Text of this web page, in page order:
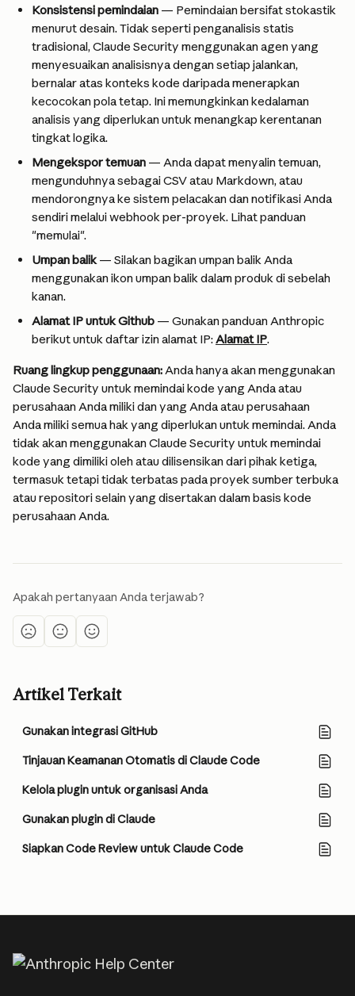
Konsistensi pemindaian — Pemindaian bersifat stokastik
menurut desain. Tidak seperti penganalisis statis
tradisional, Claude Security menggunakan agen yang
menyesuaikan analisisnya dengan setiap jalankan,
bernalar atas konteks kode daripada menerapkan
kecocokan pola tetap. Ini memungkinkan kedalaman
analisis yang diperlukan untuk menangkap kerentanan
tingkat logika.
Mengekspor temuan — Anda dapat menyalin temuan,
mengunduhnya sebagai CSV atau Markdown, atau
mendorongnya ke sistem pelacakan dan notifikasi Anda
sendiri melalui webhook per-proyek. Lihat panduan
"memulai".
Umpan balik — Silakan bagikan umpan balik Anda
menggunakan ikon umpan balik dalam produk di sebelah
kanan.
Alamat IP untuk Github — Gunakan panduan Anthropic
berikut untuk daftar izin alamat IP: Alamat IP.
Ruang lingkup penggunaan: Anda hanya akan menggunakan
Claude Security untuk memindai kode yang Anda atau
perusahaan Anda miliki dan yang Anda atau perusahaan
Anda miliki semua hak yang diperlukan untuk memindai. Anda
tidak akan menggunakan Claude Security untuk memindai
kode yang dimiliki oleh atau dilisensikan dari pihak ketiga,
termasuk tetapi tidak terbatas pada proyek sumber terbuka
atau repositori selain yang disertakan dalam basis kode
perusahaan Anda.
Apakah pertanyaan Anda terjawab?
Artikel Terkait
Gunakan integrasi GitHub
Tinjauan Keamanan Otomatis di Claude Code
Kelola plugin untuk organisasi Anda
Gunakan plugin di Claude
Siapkan Code Review untuk Claude Code